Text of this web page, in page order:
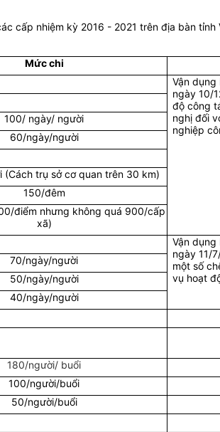
cấp nhiệm kỳ 2016 - 2021 trên địa bàn tỉnh
Mức chi
Vận
ngày 10/
độ công
nghị đối
nghiệp
100/ ngày/ người
60/ngày/người
(Cách trụ sở cơ quan trên 30 km)
150/đêm
điểm nhưng không quá 900/cấp
xã)
Vận
ngày 11/
một số
vụ hoạt
70/ngày/người
50/ngày/người
40/ngày/người
180/người/ buổi
100/người/buổi
50/người/buổi